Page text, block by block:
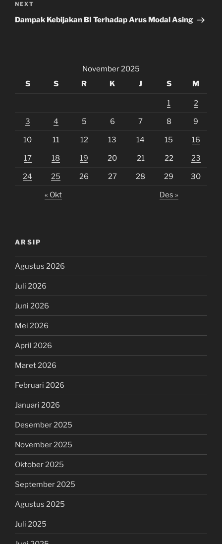
Next
Post
NEXT
Dampak Kebijakan BI Terhadap Arus Modal Asing
November 2025
S
S R K J S M
1 2
3 4 5 6 7 8 9
10 11 12 13 14 15 16
17 18 19 20 21 22 23
24 25 26 27 28 29 30
« Okt Des »
ARSIP
Agustus 2026
Juli 2026
Juni 2026
Mei 2026
April 2026
Maret 2026
Februari 2026
Januari 2026
Desember 2025
November 2025
Oktober 2025
September 2025
Agustus 2025
Juli 2025